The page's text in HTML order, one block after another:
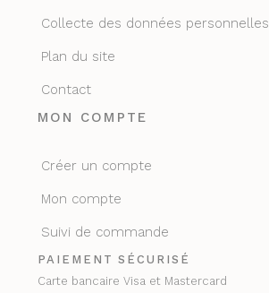
Collecte des données personnelles
Plan du site
Contact
MON COMPTE
Créer un compte
Mon compte
Suivi de commande
PAIEMENT SÉCURISÉ
Carte bancaire Visa et Mastercard